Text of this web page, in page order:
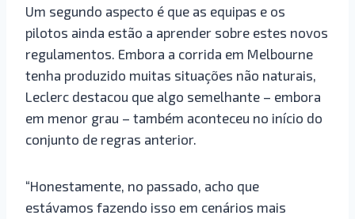
Um segundo aspecto é que as equipas e os
pilotos ainda estão a aprender sobre estes novos
regulamentos. Embora a corrida em Melbourne
tenha produzido muitas situações não naturais,
Leclerc destacou que algo semelhante – embora
em menor grau – também aconteceu no início do
conjunto de regras anterior.
“Honestamente, no passado, acho que
estávamos fazendo isso em cenários mais